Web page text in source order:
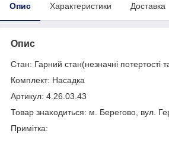
Опис Характеристики Доставка
Опис
Стан: Гарний стан(незначні потертості
Комплект: Насадка
Артикул: 4.26.03.43
Товар знаходиться: м. Берегово, вул.
Примітка: